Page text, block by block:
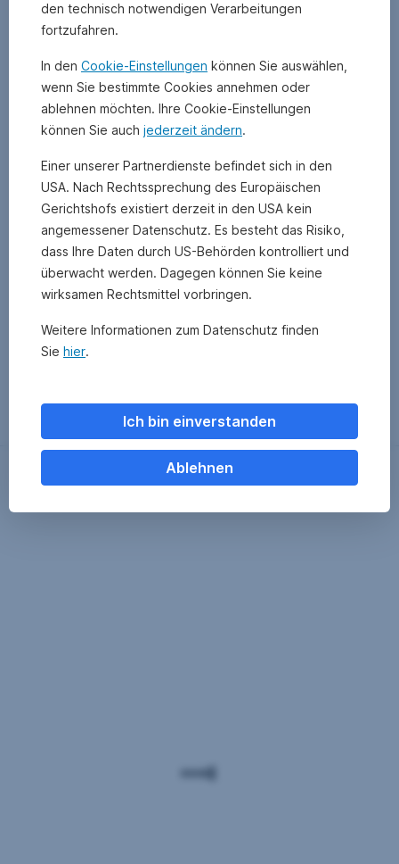
Zurück
den technisch notwendigen Verarbeitungen
fortzufahren.
In den Cookie-Einstellungen können Sie auswählen,
wenn Sie bestimmte Cookies annehmen oder
ablehnen möchten. Ihre Cookie-Einstellungen
können Sie auch jederzeit ändern.
Einer unserer Partnerdienste befindet sich in den
USA. Nach Rechtssprechung des Europäischen
Gerichtshofs existiert derzeit in den USA kein
angemessener Datenschutz. Es besteht das Risiko,
dass Ihre Daten durch US-Behörden kontrolliert und
überwacht werden. Dagegen können Sie keine
wirksamen Rechtsmittel vorbringen.
Weitere Informationen zum Datenschutz finden
Sie hier.
Ich bin einverstanden
Ablehnen